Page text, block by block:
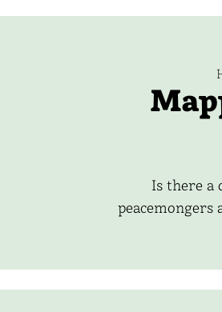
Is there a
peacemongers